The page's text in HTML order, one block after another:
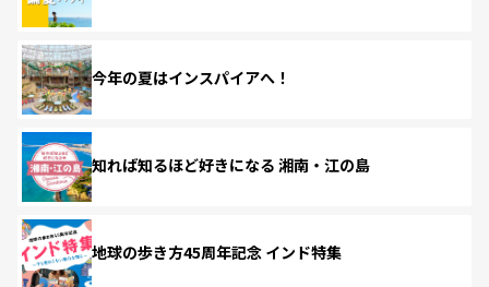
今年の夏はインスパイアへ！
知れば知るほど好きになる 湘南・江の島
地球の歩き方45周年記念 インド特集